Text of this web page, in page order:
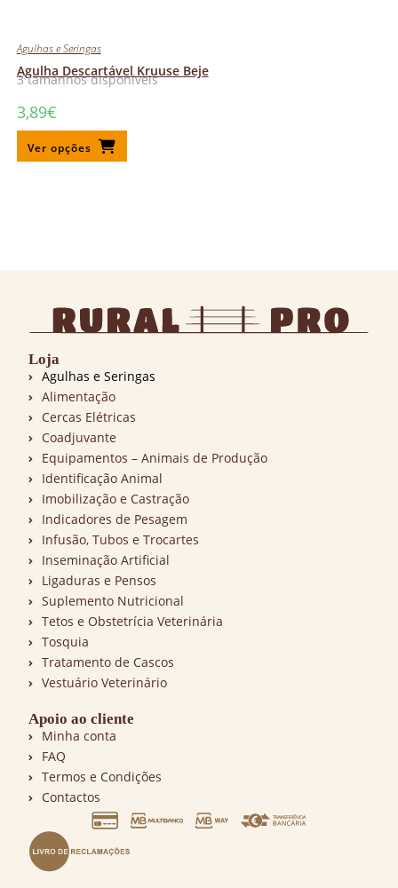
3 tamanhos disponíveis
Agulhas e Seringas
Agulha Descartável Kruuse Beje
3,89€
Ver opções
Loja
Agulhas e Seringas
Alimentação
Cercas Elétricas
Coadjuvante
Equipamentos – Animais de Produção
Identificação Animal
Imobilização e Castração
Indicadores de Pesagem
Infusão, Tubos e Trocartes
Inseminação Artificial
Ligaduras e Pensos
Suplemento Nutricional
Tetos e Obstetrícia Veterinária
Tosquia
Tratamento de Cascos
Vestuário Veterinário
Apoio ao cliente
Minha conta
FAQ
Termos e Condições
Contactos